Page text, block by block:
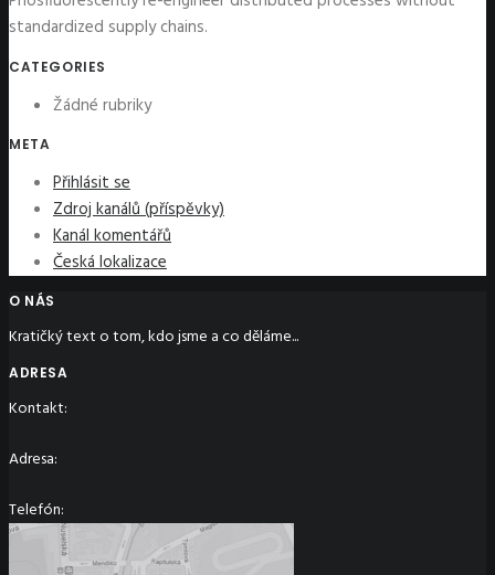
standardized supply chains.
CATEGORIES
Žádné rubriky
META
Přihlásit se
Zdroj kanálů (příspěvky)
Kanál komentářů
Česká lokalizace
O NÁS
Kratičký text o tom, kdo jsme a co děláme...
ADRESA
Kontakt:
Adresa:
Telefón: